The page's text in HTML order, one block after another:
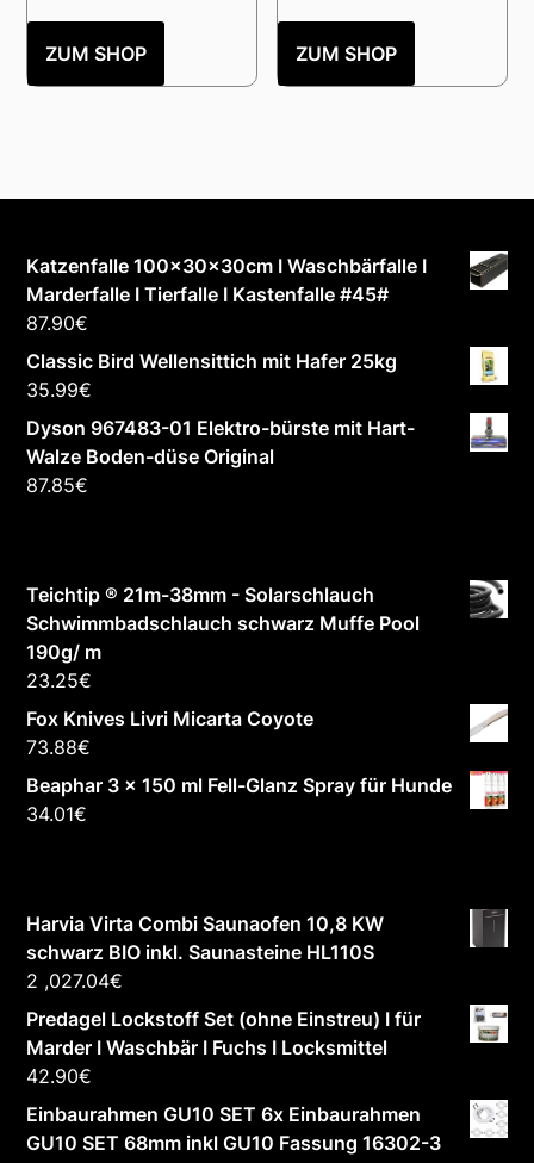
ZUM SHOP ZUM SHOP
Katzenfalle 100x30x30cm I Waschbärfalle I
Marderfalle I Tierfalle I Kastenfalle #45#
87.90€
Classic Bird Wellensittich mit Hafer 25kg
35.99€
Dyson 967483-01 Elektro-bürste mit Hart-
Walze Boden-düse Original
87.85€
Teichtip ® 21m-38mm - Solarschlauch
Schwimmbadschlauch schwarz Muffe Pool
190g/ m
23.25€
Fox Knives Livri Micarta Coyote
73.88€
Beaphar 3 x 150 ml Fell-Glanz Spray für Hunde
34.01€
Harvia Virta Combi Saunaofen 10,8 KW
schwarz BIO inkl. Saunasteine HL110S
2 ,027.04€
Predagel Lockstoff Set (ohne Einstreu) I für
Marder I Waschbär I Fuchs I Locksmittel
42.90€
Einbaurahmen GU10 SET 6x Einbaurahmen
GU10 SET 68mm inkl GU10 Fassung 16302-3